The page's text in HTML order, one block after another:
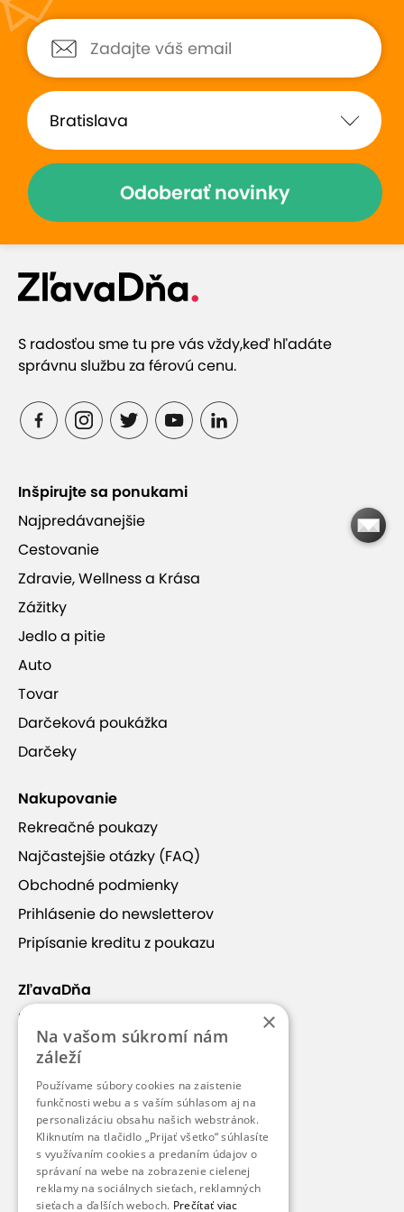
služby
Zobraziť hodnotenia (77)
Prečo si vybrať túto ponuku
Masáž pomôže zbaviť sa napätia, bolestí a
Thai La Flora v Podunajských Biskupiciach
Thai La Flora
Masáže v Thai La Flora
Táto ponuka je ideálna pre všetkých, ktorí hľadajú
úľavu od bolesti a napätia alebo si jednoducho
chcú dopriať zaslúžený oddych. Športová masáž
revitalizuje telo, zlepšuje krvný obeh a podporuje
regeneráciu po fyzickej námahe, zatiaľ čo masáž
chrbta a ramien uvoľní stuhnuté svaly a zmierni
stres. Výhodné ceny, flexibilná dĺžka masáží a
Odoberať novinky
S radosťou sme tu pre vás vždy,keď hľadáte
správnu službu za férovú cenu.
Inšpirujte sa ponukami
Najpredávanejšie
Cestovanie
Zdravie, Wellness a Krása
Zážitky
Jedlo a pitie
Auto
Tovar
Darčeková poukážka
Darčeky
Nakupovanie
Rekreačné poukazy
Najčastejšie otázky (FAQ)
Obchodné podmienky
Prihlásenie do newsletterov
Pripísanie kreditu z poukazu
ZľavaDňa
Náš príbeh
Kontakt
Kariéra
Blog
Pre médiá
Pre partnerov
×
Na vašom súkromí nám
záleží
Používame súbory cookies na zaistenie
funkčnosti webu a s vaším súhlasom aj na
personalizáciu obsahu našich webstránok.
Kliknutím na tlačidlo „Prijať všetko“ súhlasíte
s využívaním cookies a predaním údajov o
správaní na webe na zobrazenie cielenej
reklamy na sociálnych sieťach, reklamných
sieťach a ďalších weboch. Prečítať viac